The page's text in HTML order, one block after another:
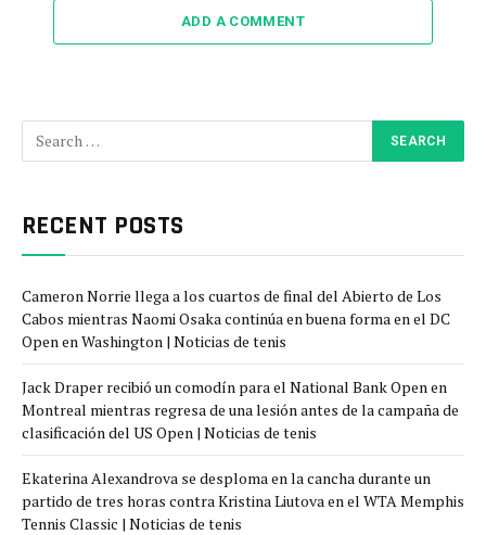
ADD A COMMENT
RECENT POSTS
Cameron Norrie llega a los cuartos de final del Abierto de Los
Cabos mientras Naomi Osaka continúa en buena forma en el DC
Open en Washington | Noticias de tenis
Jack Draper recibió un comodín para el National Bank Open en
Montreal mientras regresa de una lesión antes de la campaña de
clasificación del US Open | Noticias de tenis
Ekaterina Alexandrova se desploma en la cancha durante un
partido de tres horas contra Kristina Liutova en el WTA Memphis
Tennis Classic | Noticias de tenis